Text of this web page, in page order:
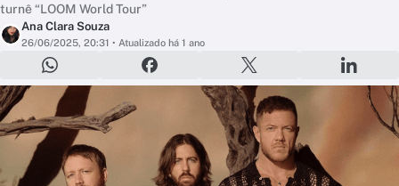
turnê “LOOM World Tour”
Ana Clara Souza
26/06/2025, 20:31 • Atualizado há 1 ano